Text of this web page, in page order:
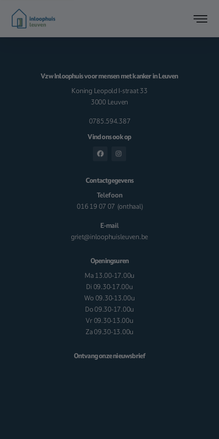
Vzw Inloophuis voor mensen met kanker in Leuven
Koning Leopold I-straat 33
3000 Leuven
0785.594.387
Vind ons ook op
Contactgegevens
Telefoon
016 19 07 07 (onthaal)
E-mail
griet@inloophuisleuven.be
Openingsuren
Ma 13.00-17.00u
Di 09.30-17.00u
Wo 09.30-13.00u
Do 09.30-17.00u
Vr 09.30-13.00u
Za 09.30-13.00u
Ontvang onze nieuwsbrief